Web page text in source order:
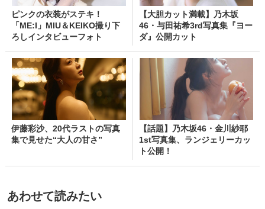
ピンクの衣装がステキ！
「ME:I」MIU＆KEIKO撮り下
ろしインタビューフォト
【大胆カット満載】乃木坂
46・与田祐希3rd写真集『ヨー
ダ』公開カット
伊藤彩沙、20代ラストの写真
集で見せた“大人の甘さ”
【話題】乃木坂46・金川紗耶
1st写真集、ランジェリーカッ
ト公開！
あわせて読みたい